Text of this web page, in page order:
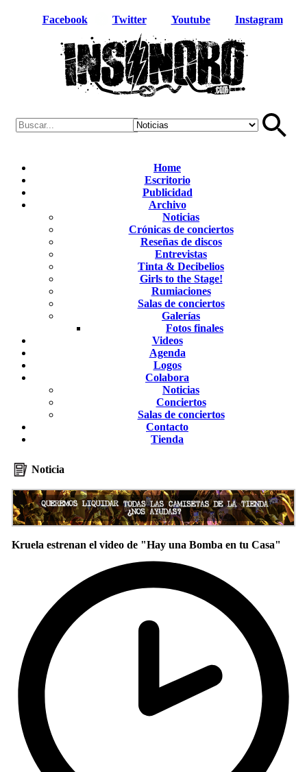
Facebook Twitter Youtube Instagram
Home
Escritorio
Publicidad
Archivo
Noticias
Crónicas de conciertos
Reseñas de discos
Entrevistas
Tinta & Decibelios
Girls to the Stage!
Rumiaciones
Salas de conciertos
Galerías
Fotos finales
Videos
Agenda
Logos
Colabora
Noticias
Conciertos
Salas de conciertos
Contacto
Tienda
Noticia
Kruela estrenan el video de "Hay una Bomba en tu Casa"